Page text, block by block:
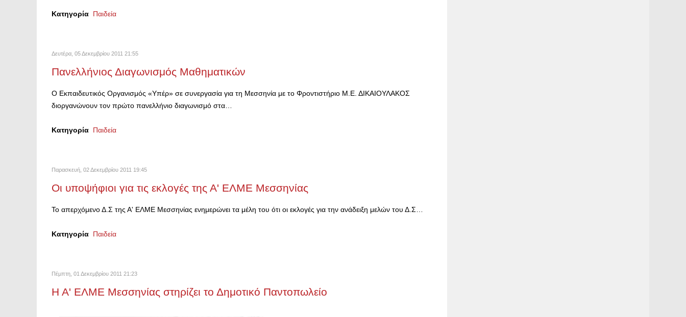
Κατηγορία Παιδεία
Δευτέρα, 05 Δεκεμβρίου 2011 21:55
Πανελλήνιος Διαγωνισμός Μαθηματικών
Ο Εκπαιδευτικός Οργανισμός «Υπέρ» σε συνεργασία για τη Μεσσηνία με το Φροντιστήριο Μ.Ε. ΔΙΚΑΙΟΥΛΑΚΟΣ
διοργανώνουν τον πρώτο πανελλήνιο διαγωνισμό στα…
Κατηγορία Παιδεία
Παρασκευή, 02 Δεκεμβρίου 2011 19:45
Οι υποψήφιοι για τις εκλογές της Α' ΕΛΜΕ Μεσσηνίας
To απερχόμενο Δ.Σ της Α' ΕΛΜΕ Μεσσηνίας ενημερώνει τα μέλη του ότι οι εκλογές για την ανάδειξη μελών του Δ.Σ…
Κατηγορία Παιδεία
Πέμπτη, 01 Δεκεμβρίου 2011 21:23
Η Α' ΕΛΜΕ Μεσσηνίας στηρίζει το Δημοτικό Παντοπωλείο